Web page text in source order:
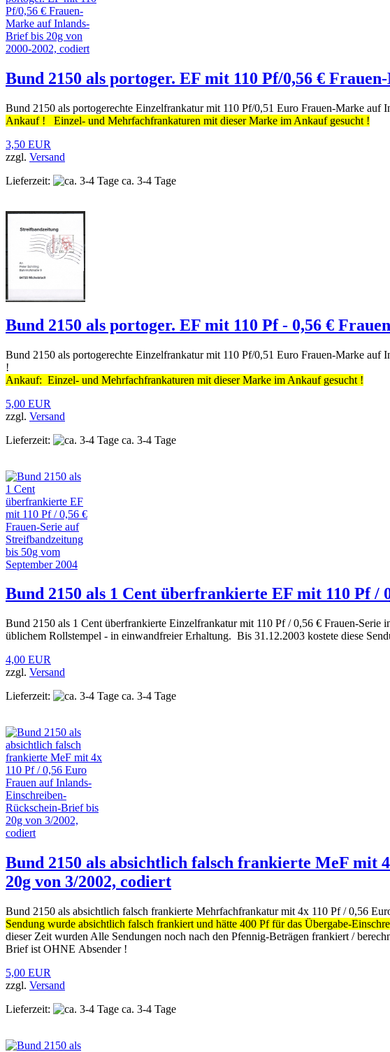
Bund 2150 als portoger. EF mit 110 Pf/0,56 €
Bund 2150 als portogerechte Einzelfrankatur mit 110 Pf/0,51 Euro Frauen-Marke
Ankauf ! Einzel- und Mehrfachfrankaturen mit dieser Marke im Ankauf gesucht !
3,50 EUR
zzgl. Versand
Lieferzeit:
ca. 3-4 Tage
Bund 2150 als portoger. EF mit 110 Pf - 0,56 €
Bund 2150 als portogerechte Einzelfrankatur mit 110 Pf/0,51 Euro Frauen-Marke
!
Ankauf: Einzel- und Mehrfachfrankaturen mit dieser Marke im Ankauf gesucht !
5,00 EUR
zzgl. Versand
Lieferzeit:
ca. 3-4 Tage
Bund 2150 als 1 Cent überfrankierte EF mit 110 Pf /
Bund 2150 als 1 Cent überfrankierte Einzelfrankatur mit 110 Pf / 0,56 € Frauen-
üblichem Rollstempel - in einwandfreier Erhaltung. Bis 31.12.2003 kostete diese
4,00 EUR
zzgl. Versand
Lieferzeit:
ca. 3-4 Tage
Bund 2150 als absichtlich falsch frankierte MeF mit
20g von 3/2002, codiert
Bund 2150 als absichtlich falsch frankierte Mehrfachfrankatur mit 4x 110 Pf / 0,56
Sendung wurde absichtlich falsch frankiert und hätte 400 Pf für das Übergabe-
dieser Zeit wurden Alle Sendungen noch nach den Pfennig-Beträgen frankiert /
Brief ist OHNE Absender !
5,00 EUR
zzgl. Versand
Lieferzeit:
ca. 3-4 Tage